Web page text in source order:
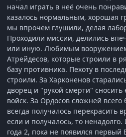
начал играть в неё очень
казалось нормальным, хорошая
мы впрочем глушили, делая
Проходили миссии, делились
или иную. Любимым
Атрейдесов, которые строили в
базу противника. Пехоту в
строили. За Харконенов
дворец и "рукой смерти" сносить
войск. За Ордосов сложней
всегда получалось перекрасить
если и получалось, то
года 2, пока не появился первый